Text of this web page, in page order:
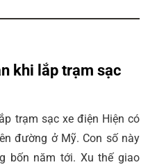
khi lắp trạm sạc
trạm sạc xe điện Hiện có
đường ở Mỹ. Con số này
bốn năm tới. Xu thế giao